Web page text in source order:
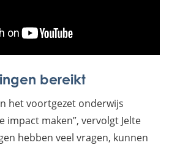
bereikt
het voortgezet onderwijs
impact maken”, vervolgt Jelte
hebben veel vragen, kunnen